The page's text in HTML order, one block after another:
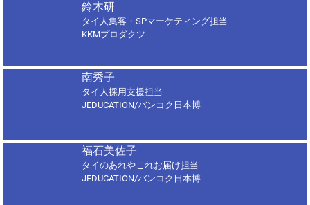
鈴木研
タイ人集客・SPマーケティング担当
KKMプロダクツ
南秀子
タイ人採用支援担当
JEDUCATION/バンコク日本博
福石美佐子
タイのあれやこれお届け担当
JEDUCATION/バンコク日本博